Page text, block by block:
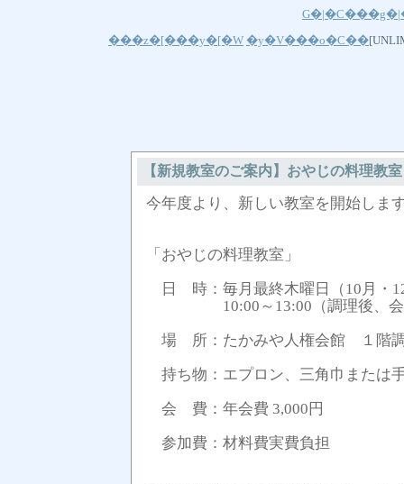
���z�[���y�[�W �y�V���o�C��
【新規教室のご案内】おやじの料理教室
今年度より、新しい教室を開始しま
「おやじの料理教室」
日 時：毎月最終木曜日（10月・
10:00～13:00（調理後、会
場 所：たかみや人権会館 １階
持ち物：エプロン、三角巾または
会 費：年会費 3,000円
参加費：材料費実費負担